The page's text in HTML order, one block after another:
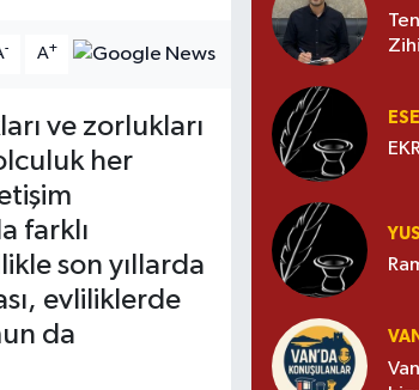
- A+
ve zorlukları
her
farklı
son yıllarda
evliliklerde
da